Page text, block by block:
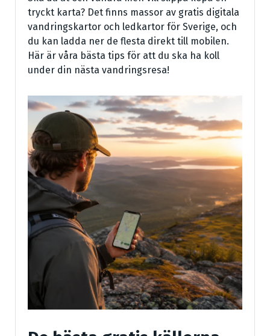
tryckt karta? Det finns massor av gratis digitala
vandringskartor och ledkartor för Sverige, och
du kan ladda ner de flesta direkt till mobilen.
Här är våra bästa tips för att du ska ha koll
under din nästa vandringsresa!